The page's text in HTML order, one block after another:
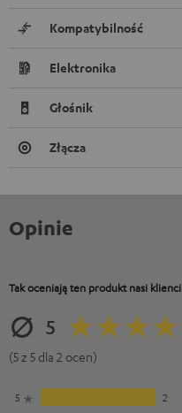
Kompatybilność
Elektronika
Głośnik
Złącza
Opinie
Tak oceniają ten produkt nasi klienci
5
(5 z 5 dla 2 ocen)
5
2